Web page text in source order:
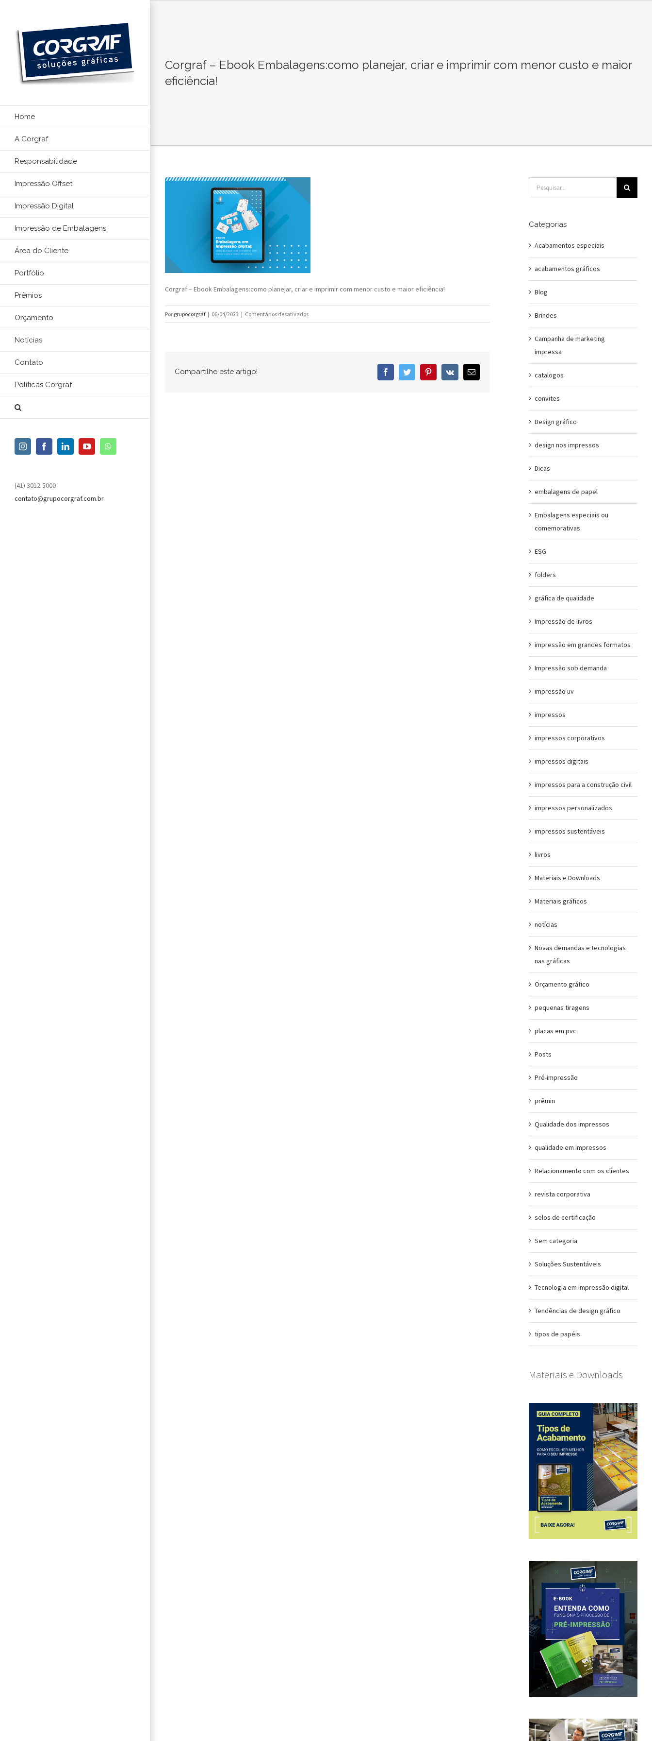
conteúdo
Home
A Corgraf
Responsabilidade
Impressão Offset
Impressão Digital
Impressão de Embalagens
Área do Cliente
Portfólio
Prêmios
Orçamento
Notícias
Contato
Políticas Corgraf
InstagramFacebookLinkedInYouTube
(41) 3012-5000
contato@grupocorgraf.com.br
Corgraf – Ebook Embalagens:como planejar, criar e imprimir com menor custo e maior
eficiência!
Corgraf – Ebook Embalagens:como planejar, criar e imprimir com menor custo e maior eficiência!
Por grupocorgraf | 06/04/2023 | Comentários desativadosem
Corgraf
Compartilhe este artigo! FacebookTwitter PinterestVk
E-
mail
resultados
Categorias
Acabamentos especiais
acabamentos gráficos
Blog
Brindes
Campanha de marketing
impressa
catalogos
convites
Design gráfico
design nos impressos
Dicas
embalagens de papel
Embalagens especiais ou
comemorativas
ESG
folders
gráfica de qualidade
Impressão de livros
impressão em grandes formatos
Impressão sob demanda
impressão uv
impressos
impressos corporativos
impressos digitais
impressos para a construção civil
impressos personalizados
impressos sustentáveis
livros
Materiais e Downloads
Materiais gráficos
notícias
Novas demandas e tecnologias
nas gráficas
Orçamento gráfico
pequenas tiragens
placas em pvc
Posts
Pré-impressão
prêmio
Qualidade dos impressos
qualidade em impressos
Relacionamento com os clientes
revista corporativa
selos de certificação
Sem categoria
Soluções Sustentáveis
Tecnologia em impressão digital
Tendências de design gráfico
tipos de papéis
Materiais e Downloads